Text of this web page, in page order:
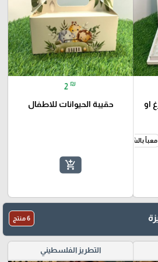
او
معبأ بالشوكولاتة 24 حبة
2 ₪
حقيبة الحيوانات للاطفال
add_shopping_cart
6 منتج
التطريز الفلسطيني